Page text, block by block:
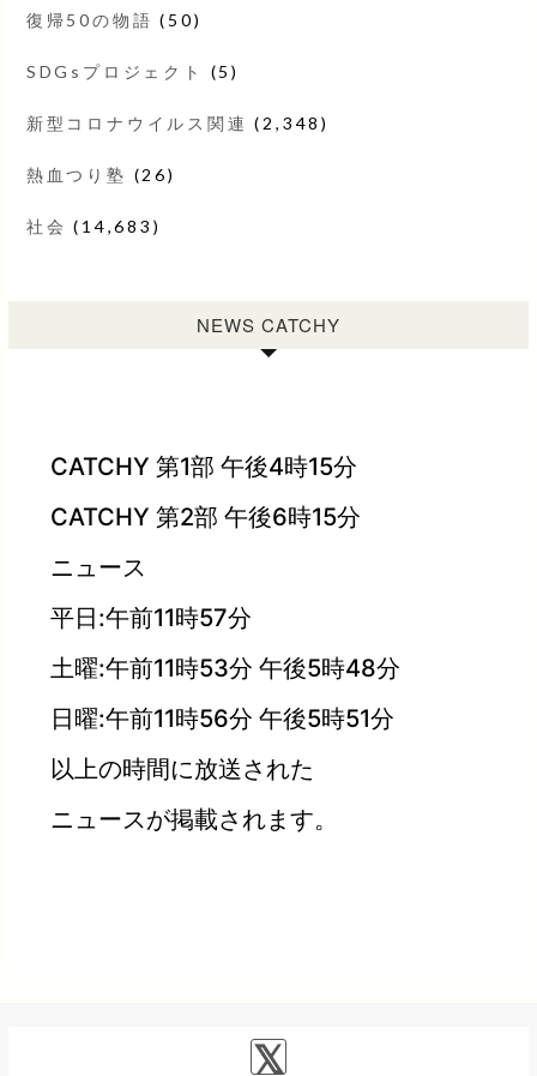
復帰50の物語 (50)
SDGsプロジェクト (5)
新型コロナウイルス関連 (2,348)
熱血つり塾 (26)
社会 (14,683)
NEWS CATCHY
CATCHY 第1部 午後4時15分
CATCHY 第2部 午後6時15分
ニュース
平日:午前11時57分
土曜:午前11時53分 午後5時48分
日曜:午前11時56分 午後5時51分
以上の時間に放送された
ニュースが掲載されます。